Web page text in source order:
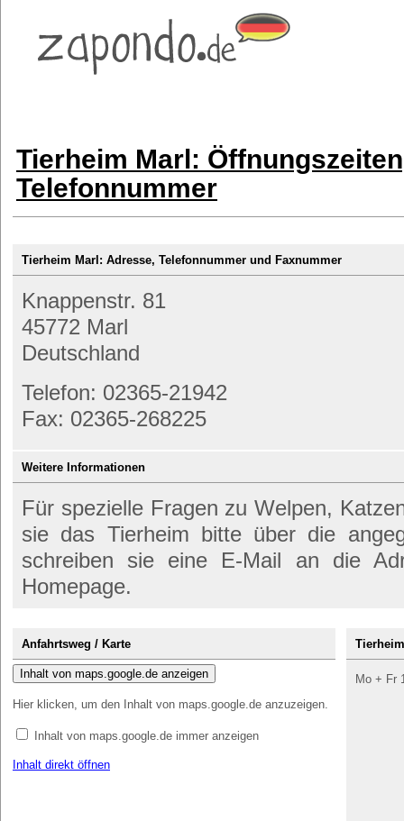
Tierheim Marl:
Telefonnummer
Tierheim Marl: Adresse, Telefonnummer und Faxnummer
Knappenstr. 81
45772 Marl
Deutschland
Telefon: 02365-21942
Fax: 02365-268225
Weitere Informationen
Für spezielle Fragen zu Welpen,
sie das Tierheim bitte über die
schreiben sie eine E-Mail an die
Homepage.
Anfahrtsweg / Karte
Inhalt von maps.google.de anzeigen
Hier klicken, um den Inhalt von maps.google.de anzuzeigen.
Inhalt von maps.google.de immer anzeigen
Inhalt direkt öffnen
Mo + Fr